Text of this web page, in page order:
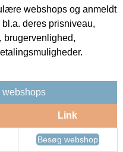
webshops og anmeldt
deres prisniveau,
brugervenlighed,
webshops
Link
Besøg webshop